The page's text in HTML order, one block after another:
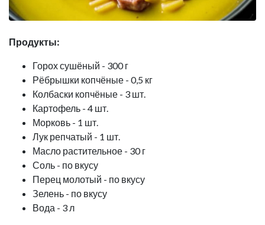
Продукты:
Горох сушёный - 300 г
Рёбрышки копчёные - 0,5 кг
Колбаски копчёные - 3 шт.
Картофель - 4 шт.
Морковь - 1 шт.
Лук репчатый - 1 шт.
Масло растительное - 30 г
Соль - по вкусу
Перец молотый - по вкусу
Зелень - по вкусу
Вода - 3 л